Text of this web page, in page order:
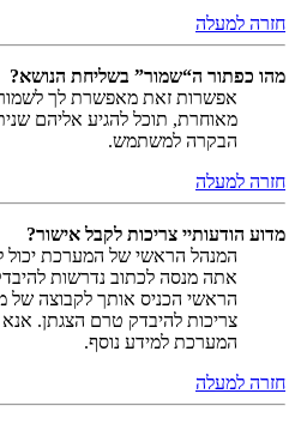
חזרה למעלה
מהו כפתור ה“שמור” בשליחת הנושא?
אפשרות זאת מאפשרת לך
מאוחרת, תוכל להגיע אליהם
הבקרה למשתמש.
חזרה למעלה
מדוע הודעותיי צריכות לקבל אישור?
המנהל הראשי של המערכת יכול
אתה מנסה לכתוב נדרשות
הראשי הכניס אותך לקבוצה
צריכות להיבדק טרם הצגתן.
המערכת למידע נוסף.
חזרה למעלה